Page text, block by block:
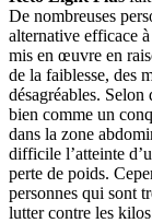
De nombreuses
alternative efficace
mis en œuvre en
de la faiblesse, des
désagréables.
bien comme un
dans la zone
difficile l’atteinte
perte de poids.
personnes qui sont
lutter contre les